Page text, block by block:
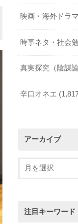
映画・海外ドラ
時事ネタ・社会
真実探究（陰謀
辛口オネエ
アーカイブ
注目キーワード